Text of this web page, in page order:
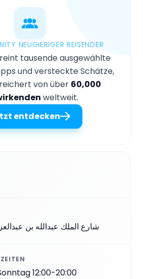
NEUGIERIGER REISENDER
tausende ausgewählte
und versteckte Schätze,
von über 60,000
weltweit.
entdecken
شارع الملك عبدالله بن
12:00-20:00